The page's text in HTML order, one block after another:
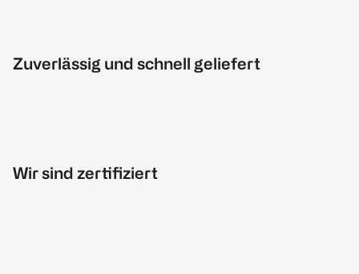
Zuverlässig und schnell geliefert
Wir sind zertifiziert